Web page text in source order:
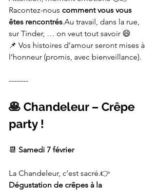
Racontez-nous comment vous vous
êtes rencontrés.Au travail, dans la rue,
sur Tinder, … on veut tout savoir 😄
📌 Vos histoires d’amour seront mises à
l’honneur (promis, avec bienveillance).
--------
🥞 Chandeleur – Crêpe
party !
📆 Samedi 7 février
La Chandeleur, c’est sacré.👉
Dégustation de crêpes à la